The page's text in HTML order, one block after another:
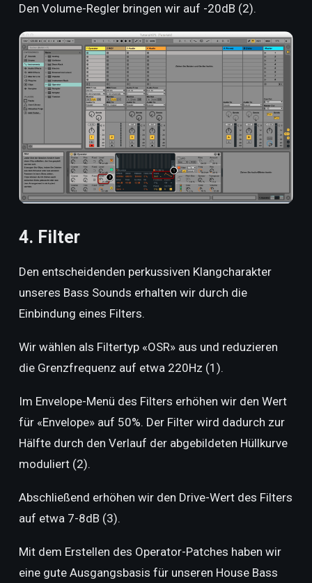
Den Volume-Regler bringen wir auf -20dB (2).
4. Filter
Den entscheidenden perkussiven Klangcharakter
unseres Bass Sounds erhalten wir durch die
Einbindung eines Filters.
Wir wählen als Filtertyp «OSR» aus und reduzieren
die Grenzfrequenz auf etwa 220Hz (1).
Im Envelope-Menü des Filters erhöhen wir den Wert
für «Envelope» auf 50%. Der Filter wird dadurch zur
Hälfte durch den Verlauf der abgebildeten Hüllkurve
moduliert (2).
Abschließend erhöhen wir den Drive-Wert des Filters
auf etwa 7-8dB (3).
Mit dem Erstellen des Operator-Patches haben wir
eine gute Ausgangsbasis für unseren House Bass